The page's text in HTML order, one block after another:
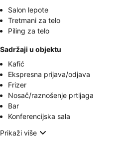
Salon lepote
Tretmani za telo
Piling za telo
Sadržaji u objektu
Kafić
Ekspresna prijava/odjava
Frizer
Nosač/raznošenje prtljaga
Bar
Konferencijska sala
Prikaži više